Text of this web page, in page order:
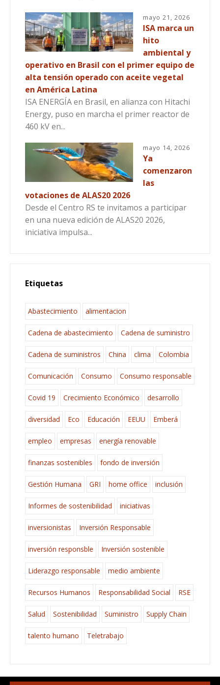
mayo 21, 2026
ISA marca un
hito
ambiental y
operativo en Brasil con el primer equipo de
alta tensión operado con aceite vegetal
en América Latina
ISA ENERGÍA en Brasil, en alianza con Hitachi
Energy, puso en marcha el primer reactor de
460 kV en...
mayo 14, 2026
Ya
comenzaron
las
votaciones de ALAS20 2026
Desde el Centro RS te invitamos a participar
en una nueva edición de ALAS20 2026,
iniciativa impulsa...
Etiquetas
Abastecimiento alimentacion
Cadena de abastecimiento Cadena de suministro
Cadena de suministros China clima Colombia
Comunicación Consumo Consumo responsable
Covid 19 Crecimiento Económico desarrollo
diversidad Eco Educación EEUU Emberá
empleo empresas energía renovable
finanzas sostenibles fondo de inversión
Gestión Humana GRI home office inclusión
Informes de sostenibilidad iniciativas
inversionistas Inversión Responsable
inversión responsble Inversión sostenible
Liderazgo responsable medio ambiente
Recursos Humanos Responsabilidad Social RSE
Salud Sostenibilidad Suministro Supply Chain
talento humano Teletrabajo